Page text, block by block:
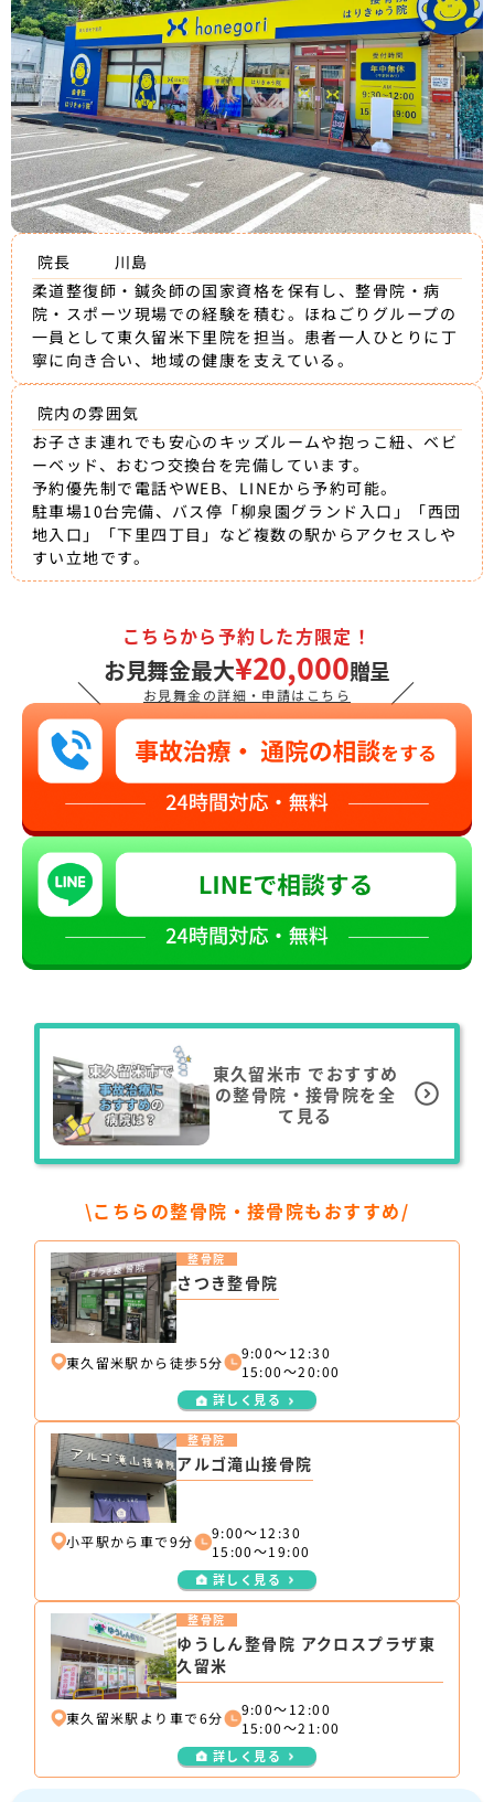
院長
川島
柔道整復師・鍼灸師の国家資格を保有し、整骨院・病
院・スポーツ現場での経験を積む。ほねごりグループの
一員として東久留米下里院を担当。患者一人ひとりに丁
寧に向き合い、地域の健康を支えている。
院内の雰囲気
お子さま連れでも安心のキッズルームや抱っこ紐、ベビ
ーベッド、おむつ交換台を完備しています。
予約優先制で電話やWEB、LINEから予約可能。
駐車場10台完備、バス停「柳泉園グランド入口」「西団
地入口」「下里四丁目」など複数の駅からアクセスしや
すい立地です。
＼
こちらから予約した方限定！
お見舞金最大¥20,000贈呈
お見舞金の詳細・申請はこちら ／
東久留米市 でおすすめ
の整骨院・接骨院を全
て見る
\こちらの整骨院・接骨院もおすすめ/
さつき整骨院
整骨院
東久留米駅から徒歩5分
9:00～12:30
15:00～20:00
詳しく見る
アルゴ滝山接骨院
整骨院
小平駅から車で9分
9:00～12:30
15:00～19:00
詳しく見る
ゆうしん整骨院 アクロスプラザ東
久留米
整骨院
東久留米駅より車で6分
9:00～12:00
15:00～21:00
詳しく見る